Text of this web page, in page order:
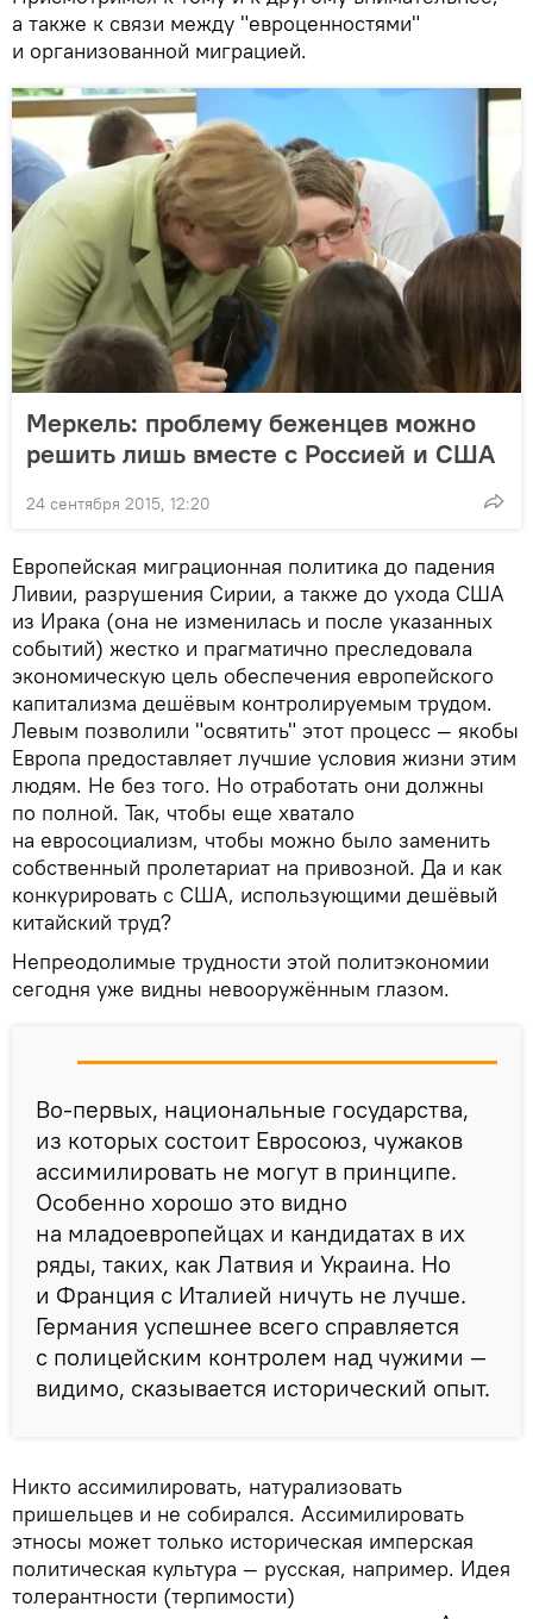
а также к связи между "евроценностями"
и организованной миграцией.
Меркель: проблему беженцев можно
решить лишь вместе с Россией и США
24 сентября 2015, 12:20
Европейская миграционная политика до падения
Ливии, разрушения Сирии, а также до ухода США
из Ирака (она не изменилась и после указанных
событий) жестко и прагматично преследовала
экономическую цель обеспечения европейского
капитализма дешёвым контролируемым трудом.
Левым позволили "освятить" этот процесс — якобы
Европа предоставляет лучшие условия жизни этим
людям. Не без того. Но отработать они должны
по полной. Так, чтобы еще хватало
на евросоциализм, чтобы можно было заменить
собственный пролетариат на привозной. Да и как
конкурировать с США, использующими дешёвый
китайский труд?
Непреодолимые трудности этой политэкономии
сегодня уже видны невооружённым глазом.
Во-первых, национальные государства,
из которых состоит Евросоюз, чужаков
ассимилировать не могут в принципе.
Особенно хорошо это видно
на младоевропейцах и кандидатах в их
ряды, таких, как Латвия и Украина. Но
и Франция с Италией ничуть не лучше.
Германия успешнее всего справляется
с полицейским контролем над чужими —
видимо, сказывается исторический опыт.
Никто ассимилировать, натурализовать
пришельцев и не собирался. Ассимилировать
этносы может только историческая имперская
политическая культура — русская, например. Идея
толерантности (терпимости)